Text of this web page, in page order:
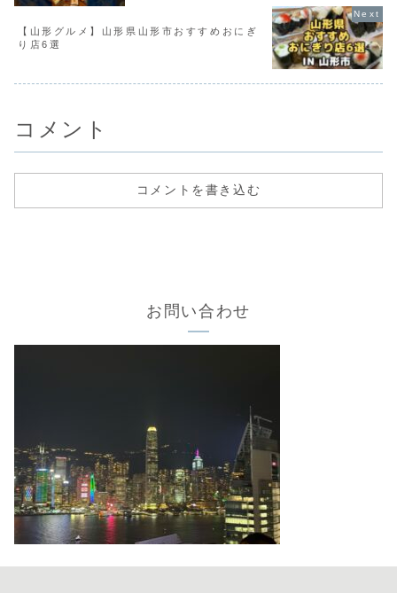
【山形グルメ】山形県山形市おすすめおにぎ
り店6選
コメント
コメントを書き込む
お問い合わせ